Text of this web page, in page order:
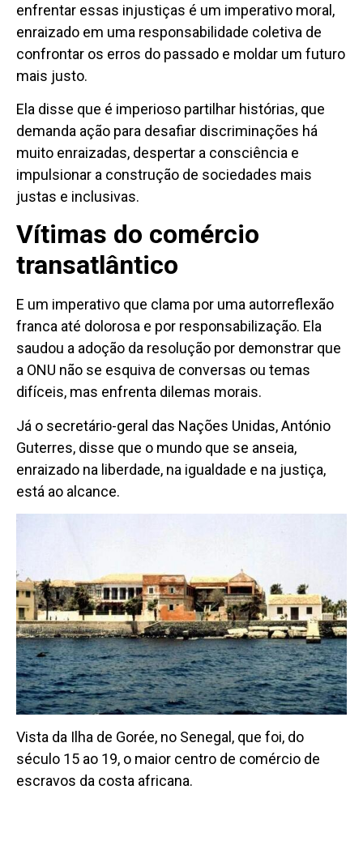
enfrentar essas injustiças é um imperativo moral,
enraizado em uma responsabilidade coletiva de
confrontar os erros do passado e moldar um futuro
mais justo.
Ela disse que é imperioso partilhar histórias, que
demanda ação para desafiar discriminações há
muito enraizadas, despertar a consciência e
impulsionar a construção de sociedades mais
justas e inclusivas.
Vítimas do comércio
transatlântico
E um imperativo que clama por uma autorreflexão
franca até dolorosa e por responsabilização. Ela
saudou a adoção da resolução por demonstrar que
a ONU não se esquiva de conversas ou temas
difíceis, mas enfrenta dilemas morais.
Já o secretário-geral das Nações Unidas, António
Guterres, disse que o mundo que se anseia,
enraizado na liberdade, na igualdade e na justiça,
está ao alcance.
Vista da Ilha de Gorée, no Senegal, que foi, do
século 15 ao 19, o maior centro de comércio de
escravos da costa africana.